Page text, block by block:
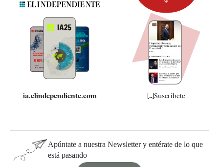
Quiénes somos
Especificaciones
ia.elindependiente.com Suscríbete
Apúntate a nuestra Newsletter y entérate de lo que
está pasando